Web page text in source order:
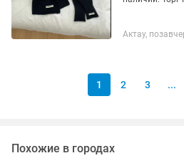
Актау,
1 2 3 ...
Похожие в городах